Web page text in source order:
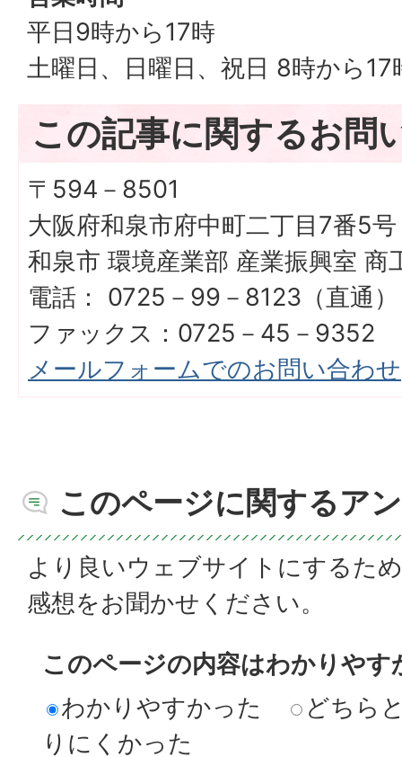
平日9時から17時
土曜日、日曜日、祝日 8時から17
この記事に関するお問
〒594－8501
大阪府和泉市府中町二丁目7番5号
和泉市 環境産業部 産業振興室 商
電話： 0725－99－8123（直通）
ファックス：0725－45－9352
メールフォームでのお問い合わせ
このページに関するア
より良いウェブサイトにするた
感想をお聞かせください。
このページの内容はわかりやす
わかりやすかった
どちら
りにくかった